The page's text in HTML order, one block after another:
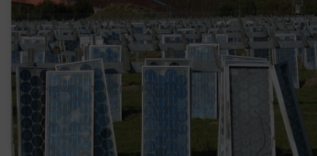
27/04/2022 1 min.
Comment les panneaux photovoltaïques
sont-ils recyclés ?